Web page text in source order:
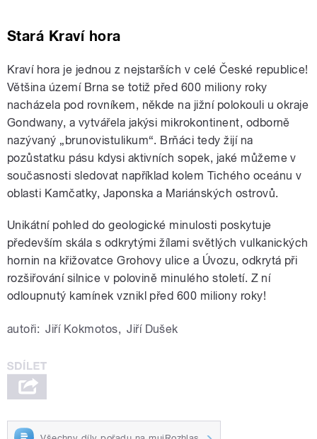
Stará Kraví hora
Kraví hora je jednou z nejstarších v celé České republice!
Většina území Brna se totiž před 600 miliony roky
nacházela pod rovníkem, někde na jižní polokouli u okraje
Gondwany, a vytvářela jakýsi mikrokontinent, odborně
nazývaný „brunovistulikum“. Brňáci tedy žijí na
pozůstatku pásu kdysi aktivních sopek, jaké můžeme v
současnosti sledovat například kolem Tichého oceánu v
oblasti Kamčatky, Japonska a Mariánských ostrovů.
Unikátní pohled do geologické minulosti poskytuje
především skála s odkrytými žílami světlých vulkanických
hornin na křižovatce Grohovy ulice a Úvozu, odkrytá při
rozšiřování silnice v polovině minulého století. Z ní
odloupnutý kamínek vznikl před 600 miliony roky!
autoři: Jiří Kokmotos, Jiří Dušek